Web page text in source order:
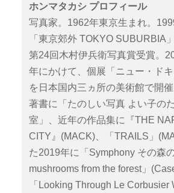
ホンマタカシ プロフィール
写真家。1962年東京生まれ。
「東京郊外 TOKYO SUBURBIA
第24回木村伊兵衛写真賞受賞。
年にかけて、個展「ニュー・ドキ
を日本国内三ヵ所の美術館で開催
著書に「たのしい写真 よい子の
室」、近年の作品集に『THE
CITY』(MACK)、「TRAILS」
た2019年に「Symphony その森
mushrooms from the forest」
「Looking Through Le Corbusier